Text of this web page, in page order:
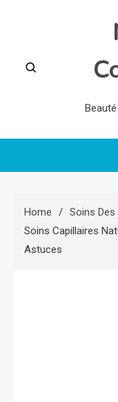
Home
Soins Des
Soins Capillaires
Astuces